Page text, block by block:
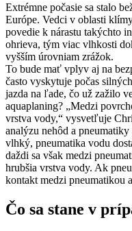
Extrémne počasie sa stalo
Európe. Vedci v oblasti
povedie k nárastu takýchto
ohrieva, tým viac vlhkosti
vyšším úrovniam zrážok.
To bude mať vplyv aj na
často vyskytuje počas
jazda na ľade, čo už zažilo
aquaplaning? „Medzi
vrstva vody,“ vysvetľuje
analýzu nehôd a
vlhký, pneumatika vodu
daždi sa však medzi
hrubšia vrstva vody. Ak
kontakt medzi pneumatikou
Čo sa stane v